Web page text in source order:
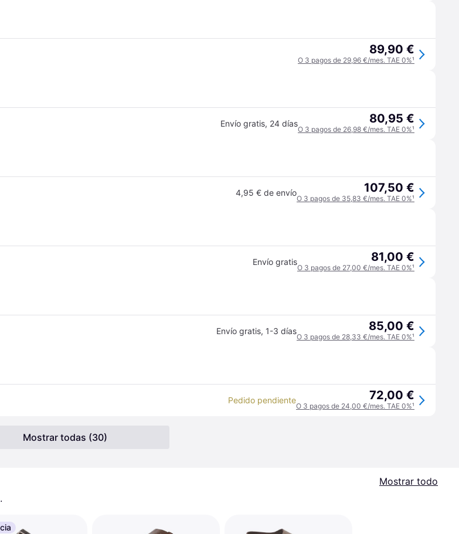
89,90 €
O 3 pagos de 29,96 €/mes. TAE 0%¹
Envío gratis, 24 días 80,95 €
O 3 pagos de 26,98 €/mes. TAE 0%¹
4,95 € de envío 107,50 €
O 3 pagos de 35,83 €/mes. TAE 0%¹
Envío gratis 81,00 €
O 3 pagos de 27,00 €/mes. TAE 0%¹
Envío gratis, 1-3 días 85,00 €
O 3 pagos de 28,33 €/mes. TAE 0%¹
Pedido pendiente 72,00 €
O 3 pagos de 24,00 €/mes. TAE 0%¹
Mostrar todas (30)
Mostrar todo